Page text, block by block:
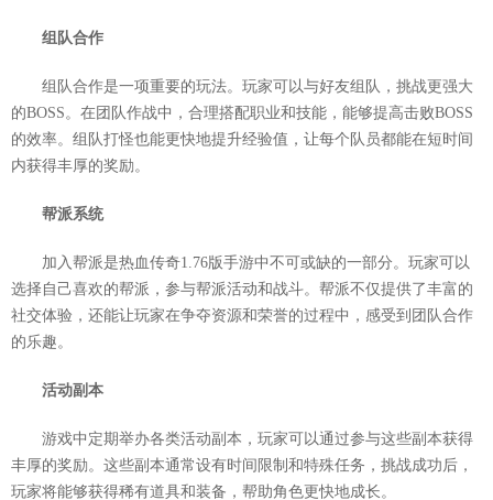
组队合作
组队合作是一项重要的玩法。玩家可以与好友组队，挑战更强大
的BOSS。在团队作战中，合理搭配职业和技能，能够提高击败BOSS
的效率。组队打怪也能更快地提升经验值，让每个队员都能在短时间
内获得丰厚的奖励。
帮派系统
加入帮派是热血传奇1.76版手游中不可或缺的一部分。玩家可以
选择自己喜欢的帮派，参与帮派活动和战斗。帮派不仅提供了丰富的
社交体验，还能让玩家在争夺资源和荣誉的过程中，感受到团队合作
的乐趣。
活动副本
游戏中定期举办各类活动副本，玩家可以通过参与这些副本获得
丰厚的奖励。这些副本通常设有时间限制和特殊任务，挑战成功后，
玩家将能够获得稀有道具和装备，帮助角色更快地成长。